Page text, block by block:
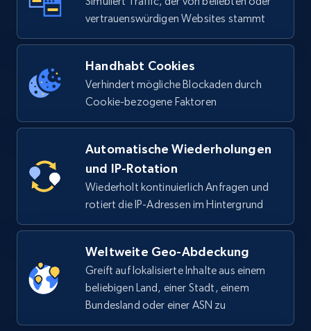
vertrauenswürdigen Websites stammt
Handhabt Cookies
Verhindert mögliche Blockaden durch
Cookie-bezogene Faktoren
Automatische Wiederholungen
und IP-Rotation
Wiederholt kontinuierlich Anfragen und
rotiert die IP-Adressen im Hintergrund
Weltweite Geo-Abdeckung
Greift auf lokalisierte Inhalte aus einem
beliebigen Land, einer Stadt, einem
Bundesland oder einer ASN zu